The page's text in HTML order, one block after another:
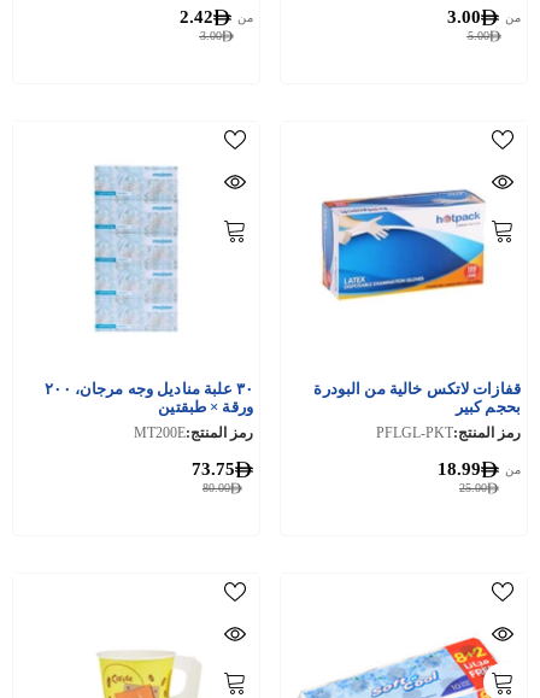
5.00
من 3.00
3.00
من 2.42
قفازات لاتكس خالية من البودرة
بحجم كبير
رمز المنتج:PFLGL-PKT
25.00
من 18.99
٣٠ علبة مناديل وجه مرجان، ٢٠٠
ورقة × طبقتين
رمز المنتج:MT200E
80.00
73.75